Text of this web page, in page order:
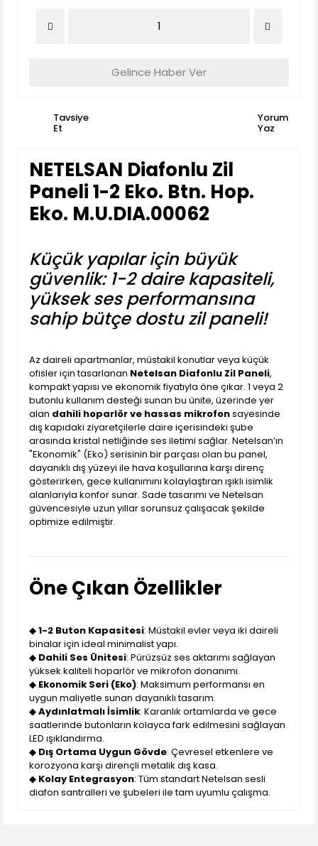
Gelince Haber Ver
Tavsiye
Et
Yorum
Yaz
NETELSAN Diafonlu Zil
Paneli 1-2 Eko. Btn. Hop.
Eko. M.U.DIA.00062
Küçük yapılar için büyük
güvenlik: 1-2 daire kapasiteli,
yüksek ses performansına
sahip bütçe dostu zil paneli!
Az daireli apartmanlar, müstakil konutlar veya küçük
ofisler için tasarlanan Netelsan Diafonlu Zil Paneli,
kompakt yapısı ve ekonomik fiyatıyla öne çıkar. 1 veya 2
butonlu kullanım desteği sunan bu ünite, üzerinde yer
alan dahili hoparlör ve hassas mikrofonsayesinde
dış kapıdaki ziyaretçilerle daire içerisindeki şube
arasında kristal netliğinde ses iletimi sağlar. Netelsan’ın
"Ekonomik" (Eko) serisinin bir parçası olan bu panel,
dayanıklı dış yüzeyi ile hava koşullarına karşı direnç
gösterirken, gece kullanımını kolaylaştıran ışıklı isimlik
alanlarıyla konfor sunar. Sade tasarımı ve Netelsan
güvencesiyle uzun yıllar sorunsuz çalışacak şekilde
optimize edilmiştir.
Öne Çıkan Özellikler
◆1-2 Buton Kapasitesi: Müstakil evler veya iki daireli
binalar için ideal minimalist yapı.
◆ Dahili Ses Ünitesi: Pürüzsüz ses aktarımı sağlayan
yüksek kaliteli hoparlör ve mikrofon donanımı.
◆ Ekonomik Seri (Eko): Maksimum performansı en
uygun maliyetle sunan dayanıklı tasarım.
◆Aydınlatmalı İsimlik: Karanlık ortamlarda ve gece
saatlerinde butonların kolayca fark edilmesini sağlayan
LED ışıklandırma.
◆ Dış Ortama Uygun Gövde: Çevresel etkenlere ve
korozyona karşı dirençli metalik dış kasa.
◆ Kolay Entegrasyon: Tüm standart Netelsan sesli
diafon santralleri ve şubeleri ile tam uyumlu çalışma.